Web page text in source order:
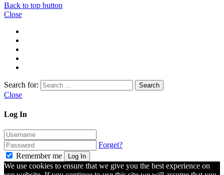
Back to top button
Close
Search for:
Close
Log In
Forget?
Remember me
Log In
We use cookies to ensure that we give you the best experience on